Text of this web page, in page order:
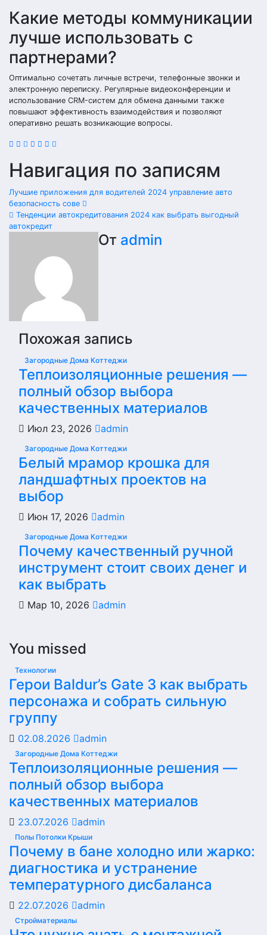
Какие методы коммуникации
лучше использовать с
партнерами?
Оптимально сочетать личные встречи, телефонные звонки и
электронную переписку. Регулярные видеоконференции и
использование CRM-систем для обмена данными также
повышают эффективность взаимодействия и позволяют
оперативно решать возникающие вопросы.
Навигация по записям
Лучшие приложения для водителей 2024 управление авто
безопасность сове
Тенденции автокредитования 2024 как выбрать выгодный
автокредит
От admin
Похожая запись
Загородные Дома Коттеджи
Теплоизоляционные решения —
полный обзор выбора
качественных материалов
Июл 23, 2026 admin
Загородные Дома Коттеджи
Белый мрамор крошка для
ландшафтных проектов на
выбор
Июн 17, 2026 admin
Загородные Дома Коттеджи
Почему качественный ручной
инструмент стоит своих денег и
как выбрать
Мар 10, 2026 admin
You missed
Технологии
Герои Baldur’s Gate 3 как выбрать
персонажа и собрать сильную
группу
02.08.2026 admin
Загородные Дома Коттеджи
Теплоизоляционные решения —
полный обзор выбора
качественных материалов
23.07.2026 admin
Полы Потолки Крыши
Почему в бане холодно или жарко:
диагностика и устранение
температурного дисбаланса
22.07.2026 admin
Стройматериалы